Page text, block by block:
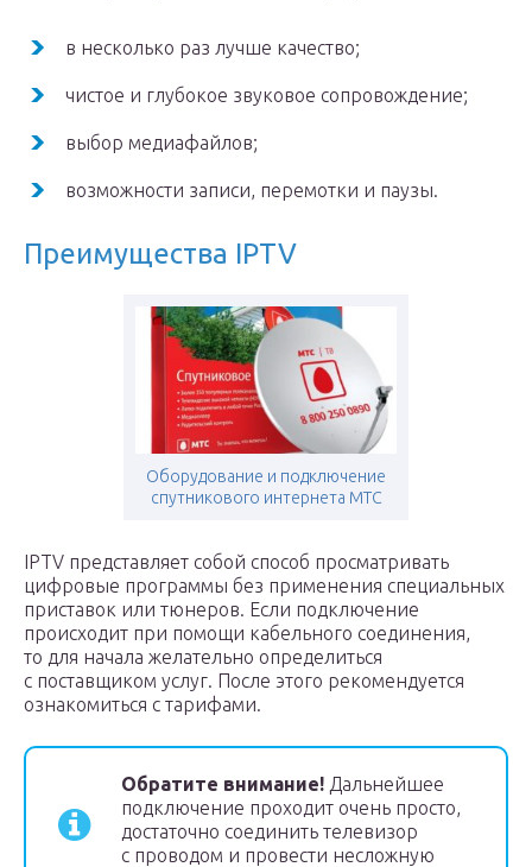
в несколько раз лучше качество;
чистое и глубокое звуковое сопровождение;
выбор медиафайлов;
возможности записи, перемотки и паузы.
Преимущества IPTV
Оборудование и подключение
спутникового интернета МТС
IPTV представляет собой способ просматривать
цифровые программы без применения специальных
приставок или тюнеров. Если подключение
происходит при помощи кабельного соединения,
то для начала желательно определиться
с поставщиком услуг. После этого рекомендуется
ознакомиться с тарифами.
Обратите внимание! Дальнейшее
подключение проходит очень просто,
достаточно соединить телевизор
с проводом и провести несложную